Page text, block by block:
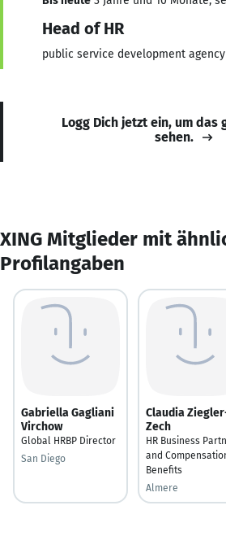
Head of HR
public service development agency
Logg Dich jetzt ein, um das
sehen.
XING Mitglieder mit
Profilangaben
Gabriella Gagliani
Virchow
Global HRBP Director
San Diego
Claudia
Zech
HR Business
and
Benefits
Almere